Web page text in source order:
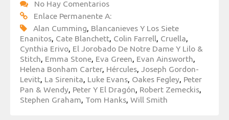
No Hay Comentarios
Enlace Permanente A:
Alan Cumming, Blancanieves Y Los Siete
Enanitos, Cate Blanchett, Colin Farrell, Cruella,
Cynthia Erivo, El Jorobado De Notre Dame Y Lilo &
Stitch, Emma Stone, Eva Green, Evan Ainsworth,
Helena Bonham Carter, Hércules, Joseph Gordon-
Levitt, La Sirenita, Luke Evans, Oakes Fegley, Peter
Pan & Wendy, Peter Y El Dragón, Robert Zemeckis,
Stephen Graham, Tom Hanks, Will Smith